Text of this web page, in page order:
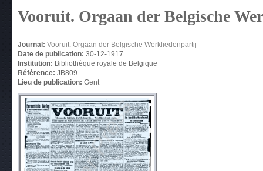
Vooruit. Orgaan der Belgische
Journal: Vooruit. Orgaan der Belgische Werkliedenpartij
Date de publication: 30-12-1917
Institution: Bibliothèque royale de Belgique
Référence: JB809
Lieu de publication: Gent